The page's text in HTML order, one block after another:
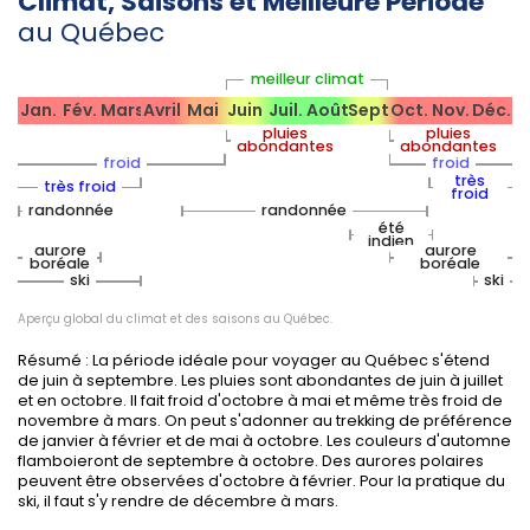
préférable de réserver à l'avance et de prévoir une
protection contre les moustiques en pleine nature.
, de nombreux sites restent ouverts pour le
ski, la raquette ou les marchés de Noël, mais
certaines routes secondaires peuvent être enneigées
ou fermées : renseignez-vous sur l'accès aux parcs
avant de partir.
Leprintemps
est idéal pour découvrir les érablières
et les cabanes à sucre, bien que la fonte du manteau
neigeux puisse limiter la randonnée classique.
En automne
(septembre), la fréquentation baisse
des sentiers et sites naturels dans des conditions plus
Fêtes, événements et saison
touristique
au Québec
meilleur climat
Jan. Fév. MarsAvril Mai Juin Juil. AoûtSept.Oct. Nov. Déc.
pluies
abondantes
pluies
abondantes
froid
froid
très froid
très
froid
randonnée
randonnée
été
indien
aurore
boréale
aurore
boréale
ski
ski
Aperçu global du climat et des saisons au Québec.
Résumé : La période idéale pour voyager au Québec s'étend
de juin à septembre. Les pluies sont abondantes de juin à juillet
et en octobre. Il fait froid d'octobre à mai et même très froid de
novembre à mars. On peut s'adonner au trekking de préférence
de janvier à février et de mai à octobre. Les couleurs d'automne
flamboieront de septembre à octobre. Des aurores polaires
peuvent être observées d'octobre à février. Pour la pratique du
ski, il faut s'y rendre de décembre à mars.